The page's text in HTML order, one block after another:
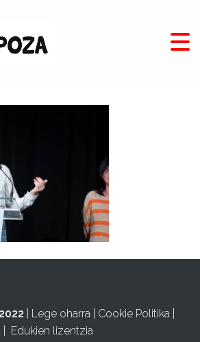
Lege oharra Cookie Politika
Edukien lizentzia